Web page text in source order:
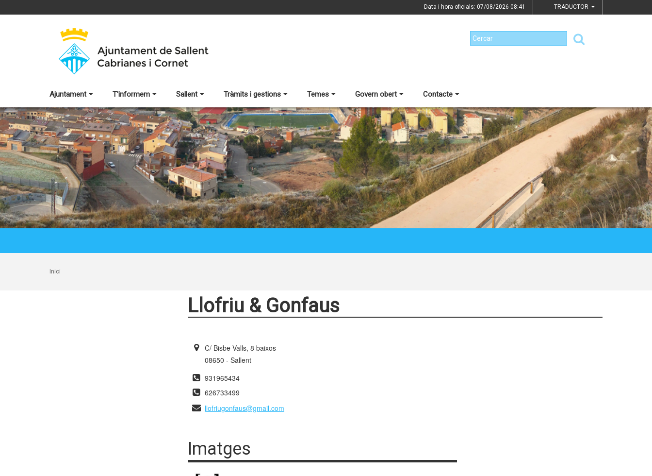
Data i hora oficials: 07/08/2026 08:41 TRADUCTOR
Ajuntament T'informem Sallent Tràmits i gestions Temes Govern obert Contacte
Inici
Llofriu & Gonfaus
C/ Bisbe Valls, 8 baixos
08650 - Sallent
931965434
626733499
llofriugonfaus@gmail.com
Imatges